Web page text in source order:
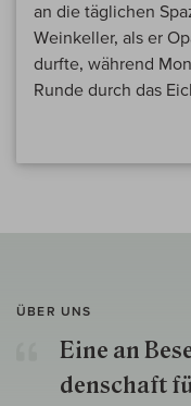
an die täglichen
Weinkeller, als er
durfte, während
Runde durch das
ÜBER UNS
Eine an
den­schaft